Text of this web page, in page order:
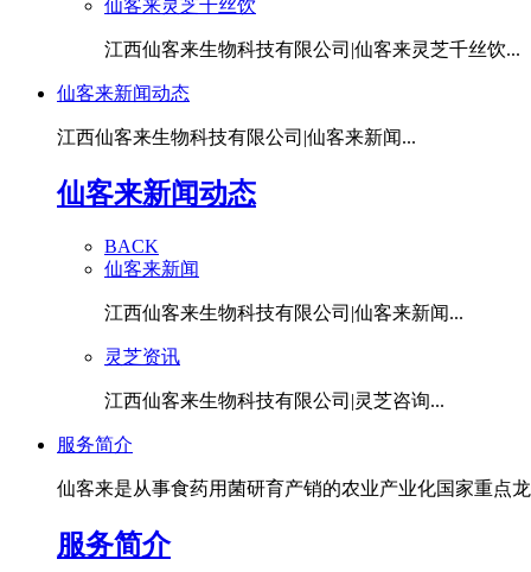
仙客来灵芝千丝饮
江西仙客来生物科技有限公司|仙客来灵芝千丝饮...
仙客来新闻动态
江西仙客来生物科技有限公司|仙客来新闻...
仙客来新闻动态
BACK
仙客来新闻
江西仙客来生物科技有限公司|仙客来新闻...
灵芝资讯
江西仙客来生物科技有限公司|灵芝咨询...
服务简介
仙客来是从事食药用菌研育产销的农业产业化国家重点
服务简介